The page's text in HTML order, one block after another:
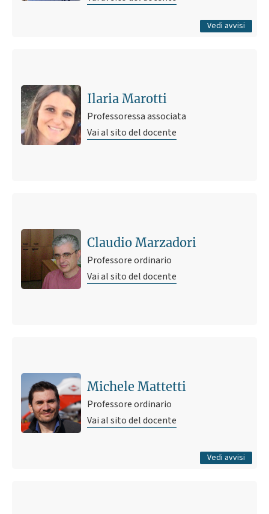
Vedi avvisi
Tutti gli avvisi
Ilaria Marotti
Professoressa associata
Vai al sito del docente
Claudio Marzadori
Professore ordinario
Vai al sito del docente
Michele Mattetti
Professore ordinario
Vai al sito del docente
Vedi avvisi
30 marzo 2020 23:27
Tutti gli avvisi